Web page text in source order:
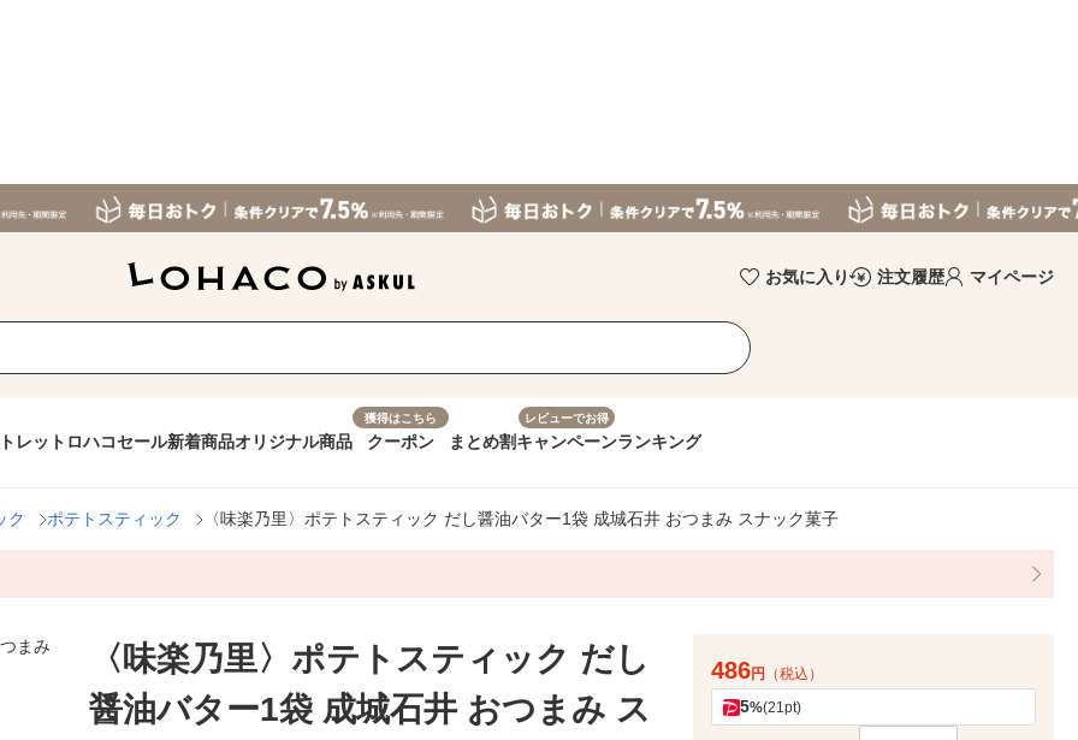
お気に入り 注文履歴 マイページ
レット ロハコセール新着商品オリジナル商品
獲得はこちら
クーポン まとめ割
レビューでお得
キャンペーンランキング
ク ポテトスティック 〈味楽乃里〉ポテトスティック だし醤油バター1袋 成城石井 おつまみ スナック菓子
〈味楽乃里〉ポテトスティック だし
醤油バター1袋 成城石井 おつまみ ス
486円 （税込）
5%(21pt)